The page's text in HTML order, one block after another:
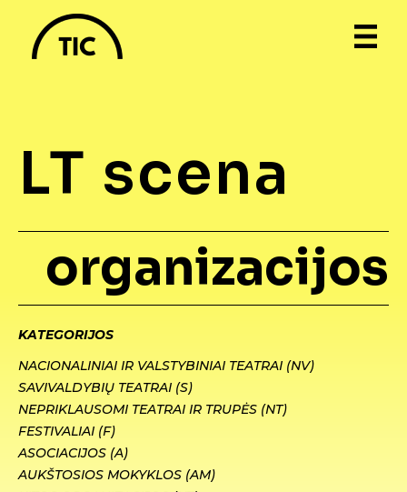
LT scena
organizacijos
KATEGORIJOS
NACIONALINIAI IR VALSTYBINIAI TEATRAI (NV)
SAVIVALDYBIŲ TEATRAI (S)
NEPRIKLAUSOMI TEATRAI IR TRUPĖS (NT)
FESTIVALIAI (F)
ASOCIACIJOS (A)
AUKŠTOSIOS MOKYKLOS (AM)